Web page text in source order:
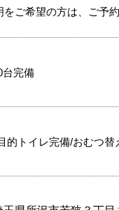
ご希望の方は、ご予
台完備
的トイレ完備/おむつ替